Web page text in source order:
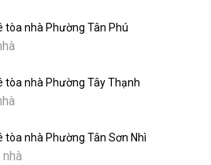
tòa nhà Phường Tân Phú
tòa nhà Phường Tây Thạnh
tòa nhà Phường Tân Sơn Nhì